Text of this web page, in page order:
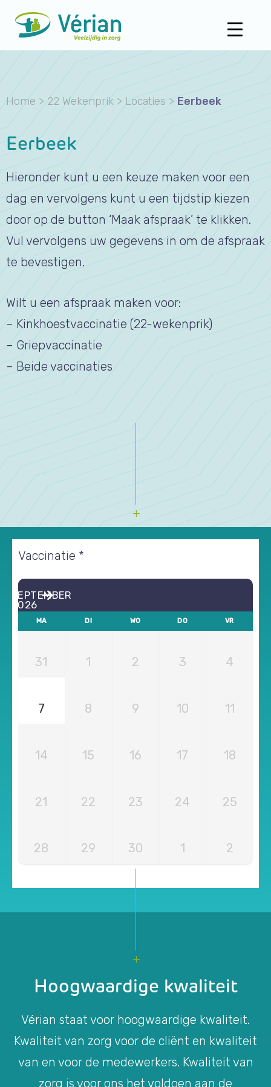
Home > 22 Wekenprik > Locaties > Eerbeek
Eerbeek
Hieronder kunt u een keuze maken voor een
dag en vervolgens kunt u een tijdstip kiezen
door op de button ‘Maak afspraak’ te klikken.
Vul vervolgens uw gegevens in om de afspraak
te bevestigen.
Wilt u een afspraak maken voor:
– Kinkhoestvaccinatie (22-wekenprik)
– Griepvaccinatie
– Beide vaccinaties
Vaccinatie *
SEPTEMBER
2026
MA DI WO DO VR
31 1 2 3 4
7 8 9 10 11
14 15 16 17 18
21 22 23 24 25
28 29 30 1 2
Hoogwaardige kwaliteit
Vérian staat voor hoogwaardige kwaliteit.
Kwaliteit van zorg voor de cliënt en kwaliteit
van en voor de medewerkers. Kwaliteit van
zorg is voor ons het voldoen aan de